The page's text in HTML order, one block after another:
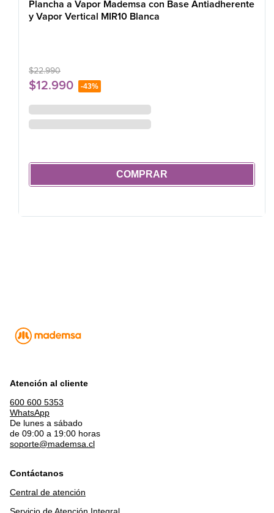
Plancha a Vapor Mademsa con Base Antiadherente
y Vapor Vertical MIR10 Blanca
$22.990
$12.990 -43%
COMPRAR
Atención al cliente
600 600 5353
WhatsApp
De lunes a sábado
de 09:00 a 19:00 horas
soporte@mademsa.cl
Contáctanos
Central de atención
Servicio de Atención Integral